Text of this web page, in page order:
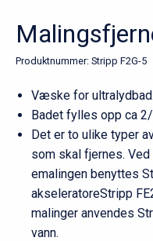
Produktnummer: Stripp F2G-5
Væske for ultralydbad.
Badet fylles opp ca
Det er to ulike typer
som skal fjernes.
emalingen benyttes
akseleratoreStripp
malinger anvendes
vann.